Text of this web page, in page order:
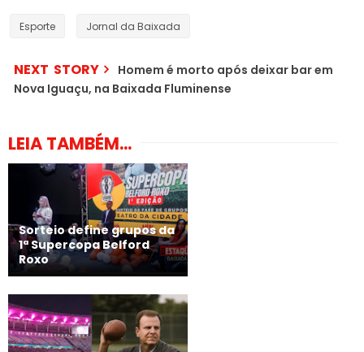
Esporte Jornal da Baixada
NEXT STORY
Homem é morto após deixar bar em
Nova Iguaçu, na Baixada Fluminense
LEIA TAMBÉM...
Sorteio define grupos da
1ª Supercopa Belford
Roxo